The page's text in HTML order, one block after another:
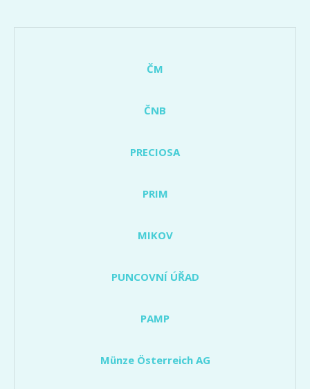
ČM
ČNB
PRECIOSA
PRIM
MIKOV
PUNCOVNÍ ÚŘAD
PAMP
Münze Österreich AG